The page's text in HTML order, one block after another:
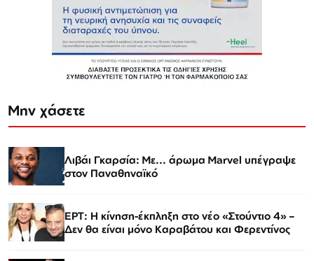
Μην χάσετε
Λιβάι Γκαρσία: Με... άρωμα Marvel υπέγραψε
στον Παναθηναϊκό
ΕΡΤ: Η κίνηση-έκπληξη στο νέο «Στούντιο 4» –
Δεν θα είναι μόνο Καραβάτου και Φερεντίνος